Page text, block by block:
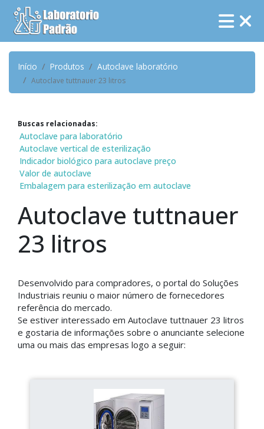
Início Produtos Autoclave laboratório
Autoclave tuttnauer 23 litros
Buscas relacionadas:
Autoclave para laboratório
Autoclave vertical de esterilização
Indicador biológico para autoclave preço
Valor de autoclave
Embalagem para esterilização em autoclave
Autoclave tuttnauer
23 litros
Desenvolvido para compradores, o portal do Soluções
Industriais reuniu o maior número de fornecedores
referência do mercado.
Se estiver interessado em Autoclave tuttnauer 23 litros
e gostaria de informações sobre o anunciante selecione
uma ou mais das empresas logo a seguir: